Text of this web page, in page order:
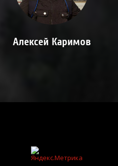
Алексей Каримов